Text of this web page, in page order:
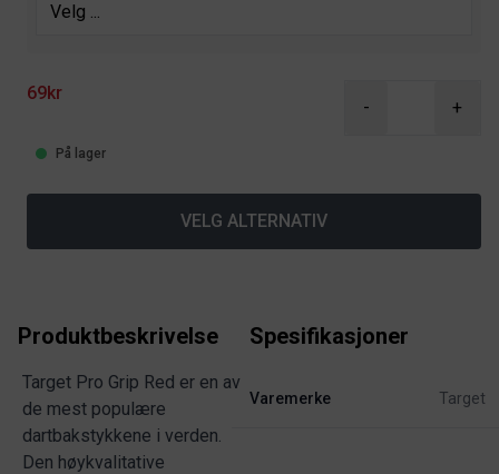
69kr
- +
På lager
VELG ALTERNATIV
Produktbeskrivelse
Target Pro Grip Red er en av
de mest populære
dartbakstykkene i verden.
Den høykvalitative
Spesifikasjoner
Varemerke Target